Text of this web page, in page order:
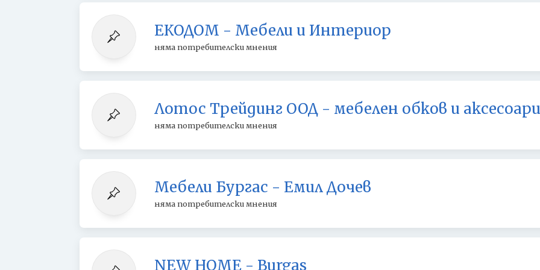
ЕКОДОМ - Мебели и Интериор
няма потребителски мнения
Лотос Трейдинг ООД - мебелен обков и аксесоари
няма потребителски мнения
Мебели Бургас - Емил Дочев
няма потребителски мнения
NEW HOME - Burgas